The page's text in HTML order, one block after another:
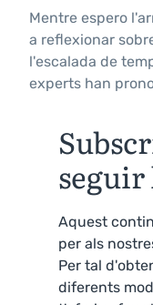
Mentre espero
a reflexionar
l'escalada de
experts han
Aquest
per als
Per tal
diferents